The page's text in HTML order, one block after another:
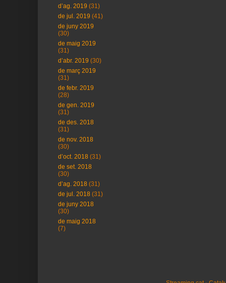
d’ag. 2019 (31)
de jul. 2019 (41)
de juny 2019
(30)
de maig 2019
(31)
d’abr. 2019 (30)
de març 2019
(31)
de febr. 2019
(28)
de gen. 2019
(31)
de des. 2018
(31)
de nov. 2018
(30)
d’oct. 2018 (31)
de set. 2018
(30)
d’ag. 2018 (31)
de jul. 2018 (31)
de juny 2018
(30)
de maig 2018
(7)